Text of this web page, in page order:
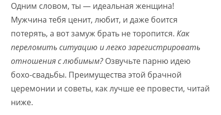
Одним словом, ты — идеальная женщина!
Мужчина тебя ценит, любит, и даже боится
потерять, а вот замуж брать не торопится.Как
переломить ситуацию и легко зарегистрировать
отношения с любимым?Озвучьте парню идею
бохо-свадьбы. Преимущества этой брачной
церемонии и советы, как лучше ее провести, читай
ниже.